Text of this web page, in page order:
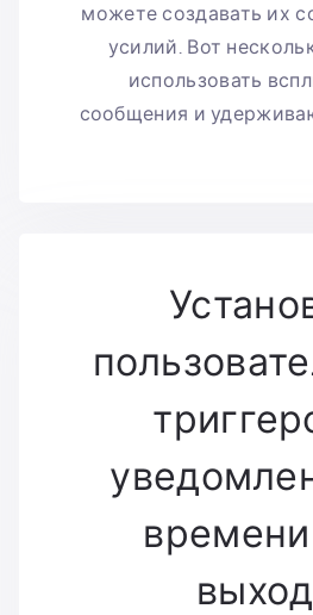
можете создавать их
усилий. Вот
использовать
сообщения и